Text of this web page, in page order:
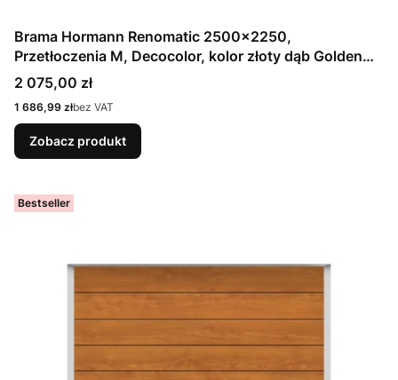
Brama Hormann Renomatic 2500x2250,
Przetłoczenia M, Decocolor, kolor złoty dąb Golden
Oak / OCYNK + Prowadzenie Z
Cena
2 075,00 zł
Cena
1 686,99 złbez VAT
Zobacz produkt
Bestseller